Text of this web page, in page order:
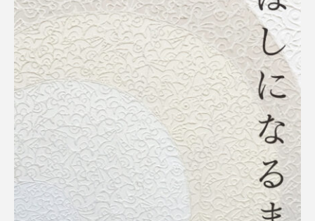
カブトエビ カブトクラゲ カミクラゲ
カレイ カワウソ カワハギ
カワバタモロコ カワムツ ガラ・ルファ
キジハタ キス キチヌ キヌバリ
キビナゴ キュウリエソ キンメダイ
ギギ ギンザケ ギンザメ クエ
クサガメ クジラ クニマス クマノミ